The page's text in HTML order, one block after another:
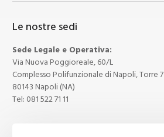
Le nostre sedi
Sede Legale e Operativa:
Via Nuova Poggioreale, 60/L
Complesso Polifunzionale di Napoli, Torre 7
80143 Napoli (NA)
Tel: 081 522 71 11